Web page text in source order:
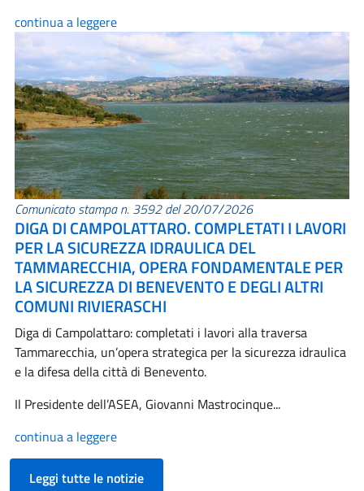
continua a leggere
Comunicato stampa n. 3592 del 20/07/2026
DIGA DI CAMPOLATTARO. COMPLETATI I LAVORI
PER LA SICUREZZA IDRAULICA DEL
TAMMARECCHIA, OPERA FONDAMENTALE PER
LA SICUREZZA DI BENEVENTO E DEGLI ALTRI
COMUNI RIVIERASCHI
Diga di Campolattaro: completati i lavori alla traversa
Tammarecchia, un’opera strategica per la sicurezza idraulica
e la difesa della città di Benevento.
Il Presidente dell’ASEA, Giovanni Mastrocinque...
continua a leggere
Leggi tutte le notizie